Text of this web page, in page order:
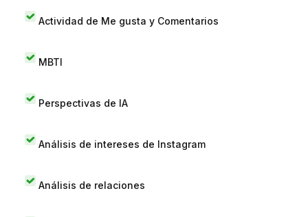
Actividad de Me gusta y Comentarios
MBTI
Perspectivas de IA
Análisis de intereses de Instagram
Análisis de relaciones